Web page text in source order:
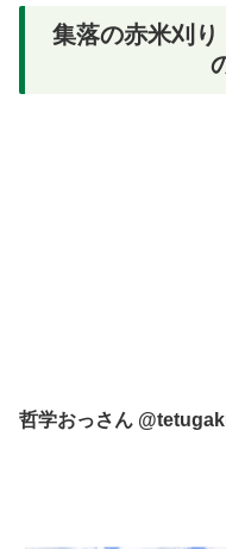
集落の赤米刈
哲学おっさん‏